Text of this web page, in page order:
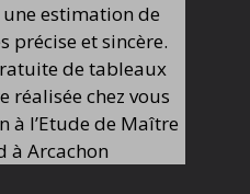
estimation de
précise et sincère.
de tableaux
réalisée chez vous
à l’Etude de Maître
à Arcachon